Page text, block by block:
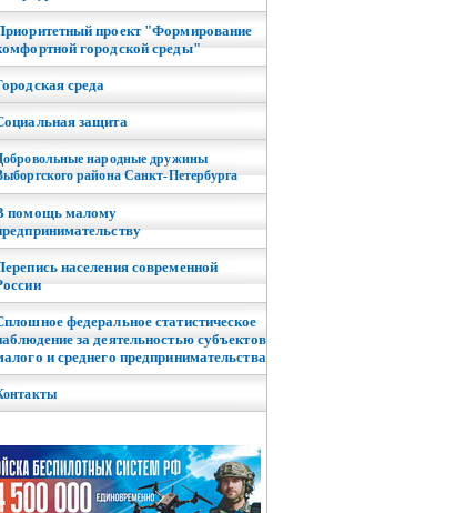
проект "Формирование
городской среды"
среда
защита
народные дружины
района Санкт-Петербурга
помощь малому
населения современной
федеральное статистическое
за деятельностью субъектов
и среднего предпринимательства